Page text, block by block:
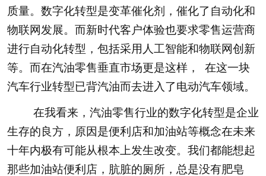
质量。数字化转型是变革催化剂，催化了自动化和
物联网发展。而新时代客户体验也要求零售运营商
进行自动化转型，包括采用人工智能和物联网创新
等。而在汽油零售垂直市场更是这样， 在这一块
汽车行业转型已背汽油而去进入了电动汽车领域。
在我看来，汽油零售行业的数字化转型是企业
生存的良方，原因是便利店和加油站等概念在未来
十年内极有可能从根本上发生改变。我们都能想起
那些加油站便利店，肮脏的厕所，总是没有肥皂